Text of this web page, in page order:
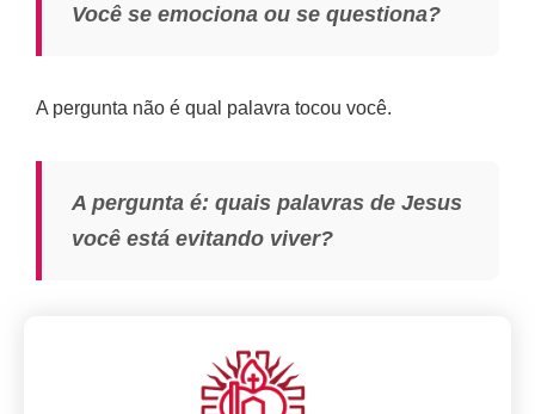
Você se emociona ou se questiona?
A pergunta não é qual palavra tocou você.
A pergunta é: quais palavras de Jesus
você está evitando viver?